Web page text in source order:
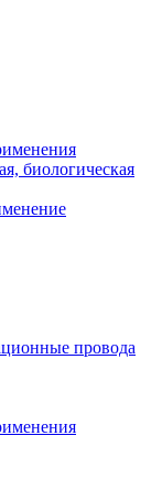
биологическая
провода